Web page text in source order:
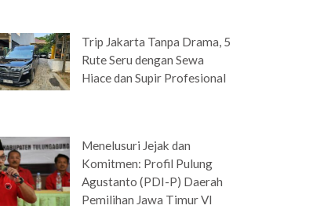
Trip Jakarta Tanpa Drama, 5
Rute Seru dengan Sewa
Hiace dan Supir Profesional
Menelusuri Jejak dan
Komitmen: Profil Pulung
Agustanto (PDI-P) Daerah
Pemilihan Jawa Timur VI